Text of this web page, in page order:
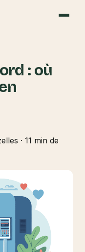
: où
· 11 min de